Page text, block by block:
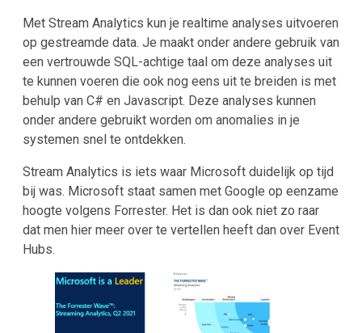
Met Stream Analytics kun je realtime analyses uitvoeren
op gestreamde data. Je maakt onder andere gebruik van
een vertrouwde SQL-achtige taal om deze analyses uit
te kunnen voeren die ook nog eens uit te breiden is met
behulp van C# en Javascript. Deze analyses kunnen
onder andere gebruikt worden om anomalies in je
systemen snel te ontdekken.
Stream Analytics is iets waar Microsoft duidelijk op tijd
bij was. Microsoft staat samen met Google op eenzame
hoogte volgens Forrester. Het is dan ook niet zo raar
dat men hier meer over te vertellen heeft dan over Event
Hubs.